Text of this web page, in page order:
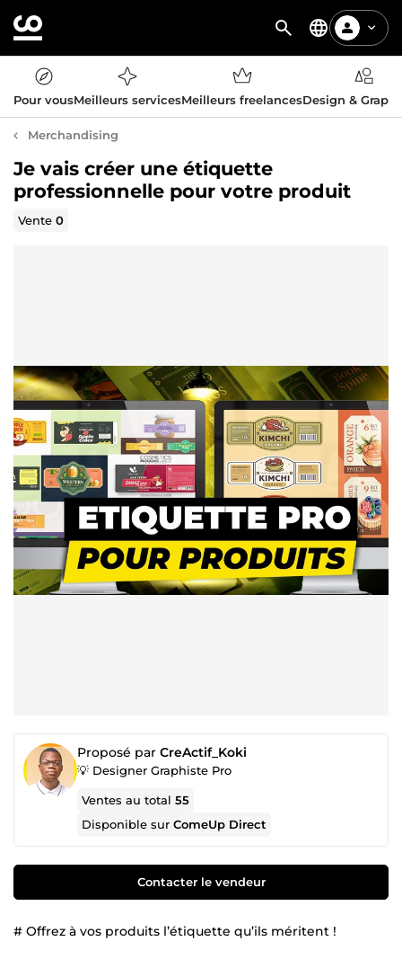
Pour vousMeilleurs servicesMeilleurs freelancesDesign &
Merchandising
Je vais créer une étiquette
professionnelle pour votre produit
Vente0
Proposé par CreActif_Koki
💡 Designer Graphiste Pro
Ventes au total55
Disponible surComeUp Direct
Contacter le vendeur
# Offrez à vos produits l’étiquette qu’ils méritent !